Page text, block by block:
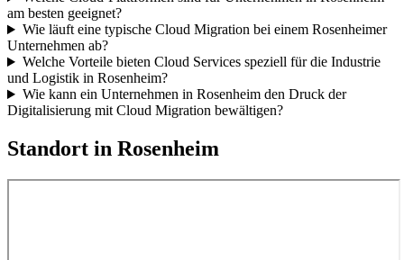
am besten geeignet?
Wie läuft eine typische Cloud Migration bei einem Rosenheimer
Unternehmen ab?
Welche Vorteile bieten Cloud Services speziell für die Industrie
und Logistik in Rosenheim?
Wie kann ein Unternehmen in Rosenheim den Druck der
Digitalisierung mit Cloud Migration bewältigen?
Standort in Rosenheim